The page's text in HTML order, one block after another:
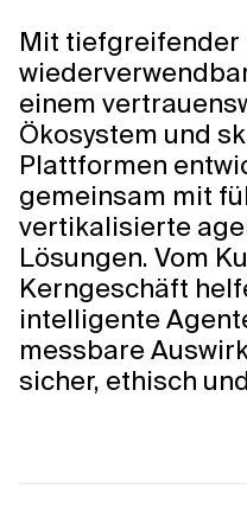
Mit tiefgreifender
einem
Ökosystem und
Plattformen
gemeinsam mit
vertikalisierte
Lösungen. Vom
Kerngeschäft
intelligente
messbare
sicher, ethisch